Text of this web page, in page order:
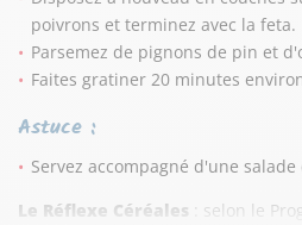
poivrons et terminez avec la feta.
Parsemez de pignons de pin et
Faites gratiner 20 minutes
Astuce :
Servez accompagné d'une
Le Réflexe Céréales : selon le